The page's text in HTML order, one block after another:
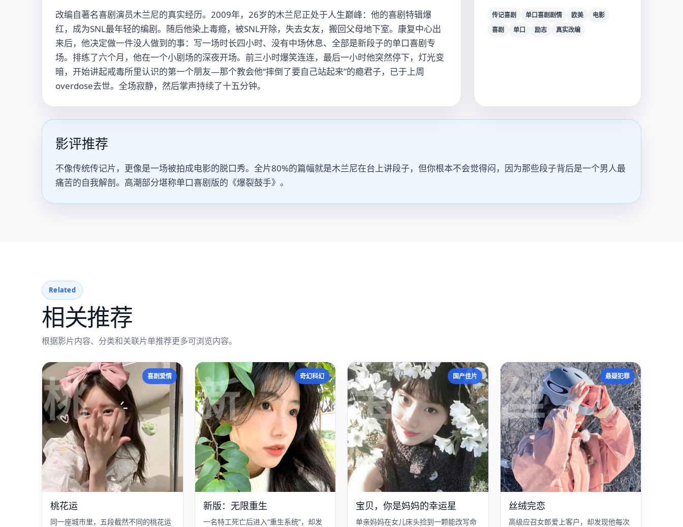
改编自著名喜剧演员木兰尼的真实经历。2009年，26岁的木兰尼正处于人生巅峰：他的喜剧特辑爆
红，成为SNL最年轻的编剧。随后他染上毒瘾，被SNL开除，失去女友，搬回父母地下室。康复中心出
来后，他决定做一件没人做到的事：写一场时长四小时、没有中场休息、全部是新段子的单口喜剧专
场。排练了六个月，他在一个小剧场的深夜开场。前三小时爆笑连连，最后一小时他突然停下，灯光变
暗，开始讲起戒毒所里认识的第一个朋友—那个教会他“摔倒了要自己站起来”的瘾君子，已于上周
overdose去世。全场寂静，然后掌声持续了十五分钟。
传记喜剧 单口喜剧剧情 欧美
电影
喜剧
单口 励志 真实改编
影评推荐
不像传统传记片，更像是一场被拍成电影的脱口秀。全片80%的篇幅就是木兰尼在台上讲段子，但你根本不会觉得闷，因为那些段子背后是一个男人最
痛苦的自我解剖。高潮部分堪称单口喜剧版的《爆裂鼓手》。
Related
相关推荐
根据影片内容、分类和关联片单推荐更多可浏览内容。
桃 喜剧爱情
桃花运
同一座城市里，五段截然不同的桃花运
新 奇幻科幻
新版：无限重生
一名特工死亡后进入“重生系统”，却发
宝 国产佳片
宝贝，你是妈妈的幸运星
单亲妈妈在女儿床头捡到一颗能改写命
丝 悬疑犯罪
丝绒完恋
高级应召女郎爱上客户，却发现他每次